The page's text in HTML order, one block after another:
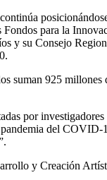
Fondos para la
y su Consejo
suman 925 millones
por investigadores
del
y Creación